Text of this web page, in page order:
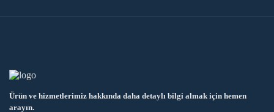
Ürün ve hizmetlerimiz hakkında daha detaylı bilgi almak için hemen
arayın.